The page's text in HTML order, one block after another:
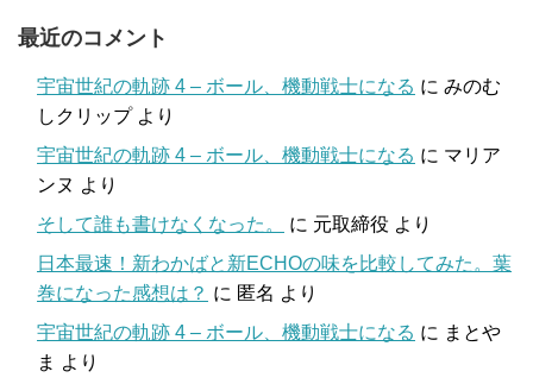
最近のコメント
宇宙世紀の軌跡 4 – ボール、機動戦士になる に みのむ
しクリップより
宇宙世紀の軌跡 4 – ボール、機動戦士になる に マリア
ンヌ より
そして誰も書けなくなった。
に 元取締役 より
日本最速！新わかばと新ECHOの味を比較してみた。葉
巻になった感想は？ に 匿名 より
宇宙世紀の軌跡 4 – ボール、機動戦士になる に まとや
ま より